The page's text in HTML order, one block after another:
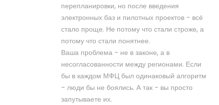
перепланировки, но после введения
электронных баз и пилотных проектов - всё
стало проще. Не потому что стали строже, а
потому что стали понятнее.
Ваша проблема - не в законе, а в
несогласованности между регионами. Если
бы в каждом МФЦ был одинаковый алгоритм
- люди бы не боялись. А так - вы просто
запутываете их.